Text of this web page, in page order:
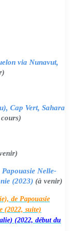
via Nunavut,
Cap Vert, Sahara
Nelle-
(2023) (à venir)
de Papouasie
(2022, suite)
(2022, début du